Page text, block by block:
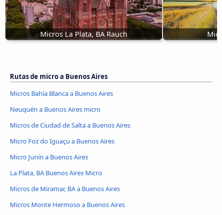
Micros La Plata, BA Rauch
Rutas de micro a Buenos Aires
Micros Bahía Blanca a Buenos Aires
Neuquén a Buenos Aires micro
Micros de Ciudad de Salta a Buenos Aires
Micro Foz do Iguaçu a Buenos Aires
Micro Junín a Buenos Aires
La Plata, BA Buenos Aires Micro
Micros de Miramar, BA a Buenos Aires
Micros Monte Hermoso a Buenos Aires